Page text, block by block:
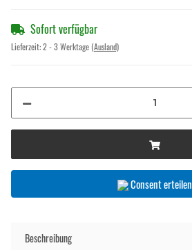
Sofort verfügbar
Lieferzeit:2 - 3 Werktage (Ausland)
Consent erteilen
Beschreibung